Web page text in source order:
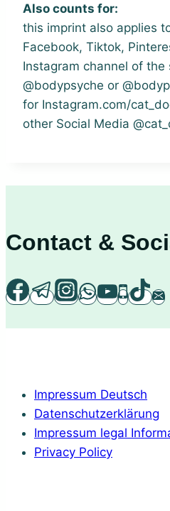
Also counts for:
this imprint also applies
Facebook, Tiktok,
Instagram channel of the
@bodypsyche or
for Instagram.com/
other Social Media
Contact &
Impressum Deutsch
Datenschutzerklärung
Impressum legal
Privacy Policy